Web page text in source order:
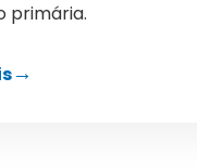
primária.